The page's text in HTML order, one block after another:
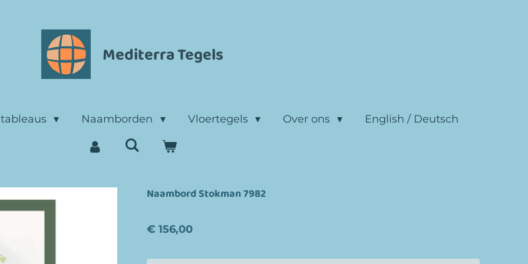
Mediterra Tegels
Naamborden Vloertegels Over ons English / Deutsch
Naambord Stokman 7982
€ 156,00